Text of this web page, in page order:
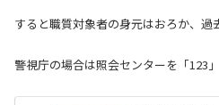
すると職質対象者の身元はおろか、過
警視庁の場合は照会センターを「123